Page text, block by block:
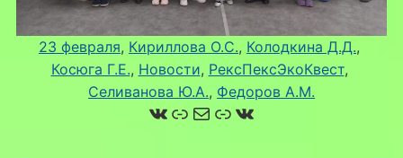
23 февраля, Кириллова О.С., Колодкина Д.Д.
Косюга Г.Е., Новости, РексПексЭкоКвест
Селиванова Ю.А., Федоров А.М.
ВКонтакте
Ссылка
Почта
Ссылка
ВКонтакте